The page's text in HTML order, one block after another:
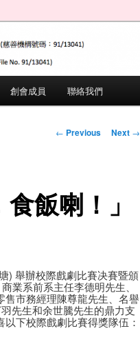
創會成員 聯絡我們
Post navigation
← Previous Next →
飯喇！」
) 舉辦校際戲劇比賽决賽暨頒
業系前系主任李德明先生、
售市務經理陳尊龍先生、名譽
先生和余世騰先生的鼎力支
下校際戲劇比賽得獎隊伍：